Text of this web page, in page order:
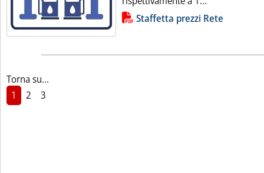
Lista allegati PDF alla notiziaStaffetta prezzi Rete
Torna su...
1
2 3